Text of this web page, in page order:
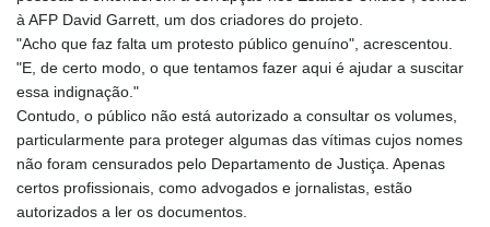
à AFP David Garrett, um dos criadores do projeto.
"Acho que faz falta um protesto público genuíno", acrescentou.
"E, de certo modo, o que tentamos fazer aqui é ajudar a suscitar
essa indignação."
Contudo, o público não está autorizado a consultar os volumes,
particularmente para proteger algumas das vítimas cujos nomes
não foram censurados pelo Departamento de Justiça. Apenas
certos profissionais, como advogados e jornalistas, estão
autorizados a ler os documentos.